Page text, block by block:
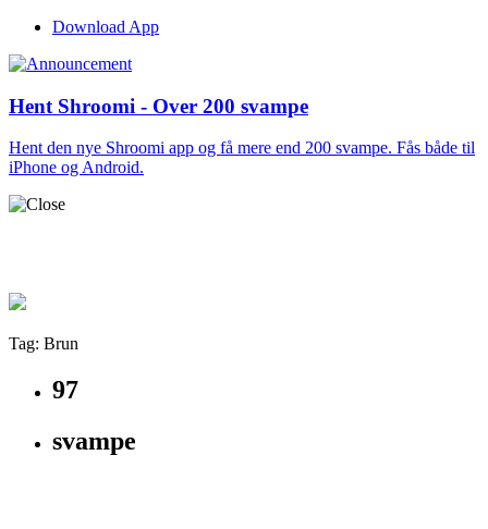
Download App
Hent Shroomi - Over 200 svampe
Hent den nye Shroomi app og få mere end 200 svampe. Fås både til
iPhone og Android.
Tag: Brun
97
svampe